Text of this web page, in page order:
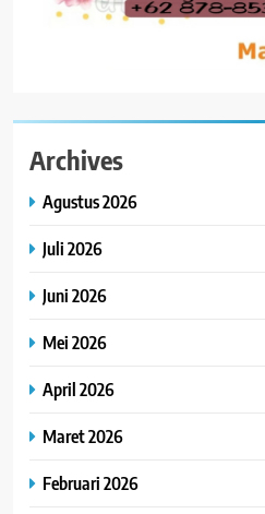
Archives
Agustus 2026
Juli 2026
Juni 2026
Mei 2026
April 2026
Maret 2026
Februari 2026